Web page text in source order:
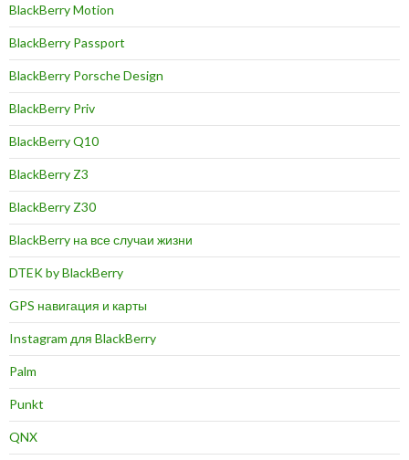
BlackBerry Motion
BlackBerry Passport
BlackBerry Porsche Design
BlackBerry Priv
BlackBerry Q10
BlackBerry Z3
BlackBerry Z30
BlackBerry на все случаи жизни
DTEK by BlackBerry
GPS навигация и карты
Instagram для BlackBerry
Palm
Punkt
QNX